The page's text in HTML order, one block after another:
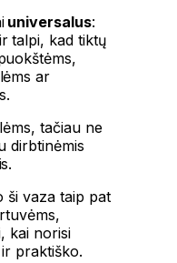
universalus:
talpi, kad tiktų
ar
tačiau ne
dirbtinėmis
ši vaza taip pat
kai norisi
praktiško.